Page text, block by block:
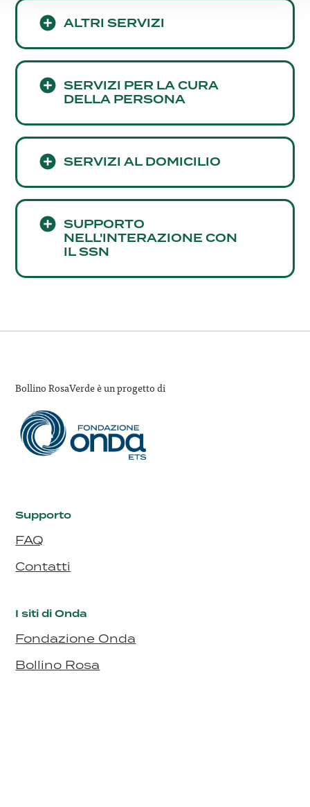
ALTRI SERVIZI
SERVIZI PER LA CURA
DELLA PERSONA
SERVIZI AL DOMICILIO
SUPPORTO
NELL'INTERAZIONE CON
IL SSN
Bollino RosaVerde è un progetto di
Supporto
FAQ
Contatti
I siti di Onda
Fondazione Onda
Bollino Rosa